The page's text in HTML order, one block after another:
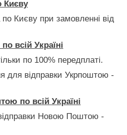
Києву
Києву при замовленні від
всій Україні
по 100% передплаті.
для відправки Укрпоштою -
по всій Україні
Новою Поштою -